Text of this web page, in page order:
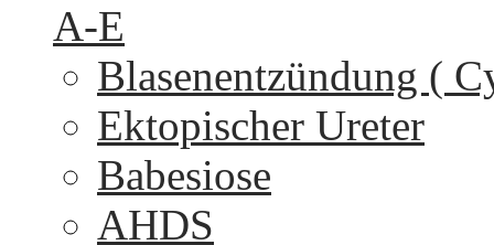
A-E
Blasenentzündung (
Ektopischer Ureter
Babesiose
AHDS